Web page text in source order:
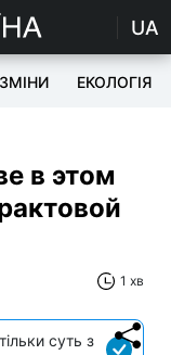
UA
ЗМІНИ ЕКОЛОГІЯ
в этом
1 хв
суть з